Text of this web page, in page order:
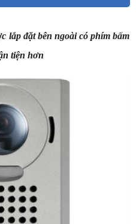
lắp đặt bên ngoài có phím bấm
tiện hơn